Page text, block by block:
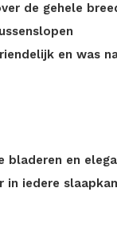
de gehele
en was
bladeren en
iedere